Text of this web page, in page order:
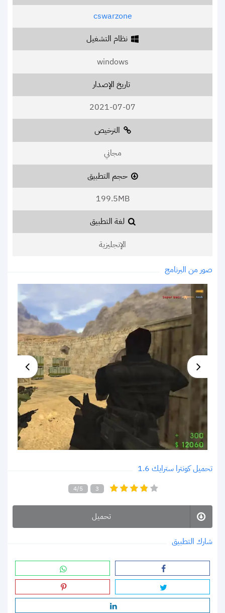
cswarzone
نظام التشغيل
windows
تاريخ الإصدار
2021-07-07
الترخيص
مجاني
حجم التطبيق
199.5MB
لغة التطبيق
الإنجليزية
صور من البرنامج
تحميل كونترا سترايك 1.6
4/5 3
تحميل
شارك التطبيق